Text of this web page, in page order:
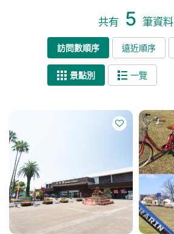
共有 5 筆資料
訪問數順序 遠近順序
景點別 一覽